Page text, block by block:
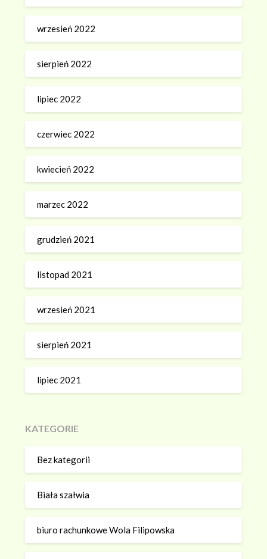
wrzesień 2022
sierpień 2022
lipiec 2022
czerwiec 2022
kwiecień 2022
marzec 2022
grudzień 2021
listopad 2021
wrzesień 2021
sierpień 2021
lipiec 2021
KATEGORIE
Bez kategorii
Biała szałwia
biuro rachunkowe Wola Filipowska